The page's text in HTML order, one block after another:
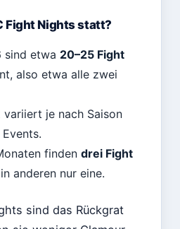
Fight Nights statt?
sind etwa 20–25 Fight
also etwa alle zwei
variiert je nach Saison
finden drei Fight
anderen nur eine.
sind das Rückgrat